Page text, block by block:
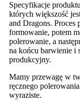
Specyfikacje
których większość
and Dragons.
formowanie, potem
polerowanie, a
na końcu barwienie i
produkcyjny.
Mamy przewagę w
ręcznego
wyraziste.